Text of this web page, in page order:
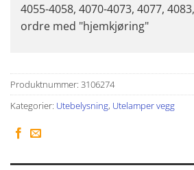
4055-4058, 4070-4073, 4077,
ordre med "hjemkjøring"
Produktnummer: 3106274
Kategorier: Utebelysning, Utelamper vegg